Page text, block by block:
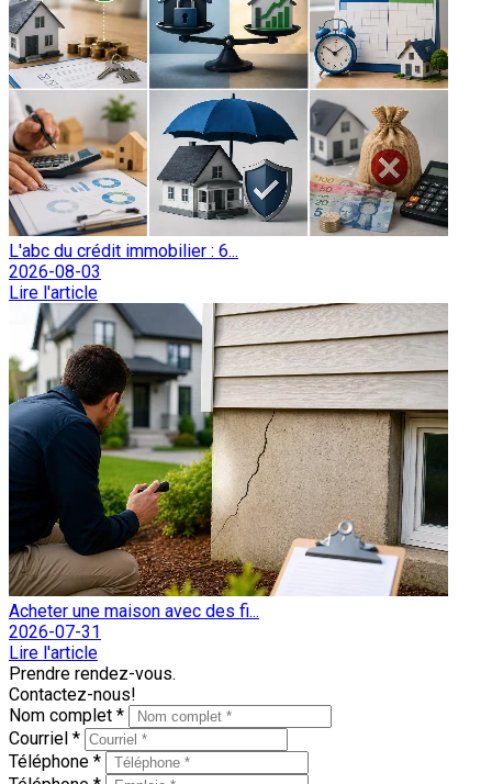
L'abc du crédit immobilier : 6...
2026-08-03
Lire l'article
Acheter une maison avec des fi...
2026-07-31
Lire l'article
Prendre rendez-vous.
Contactez-nous!
Nom complet *
Courriel *
Téléphone *